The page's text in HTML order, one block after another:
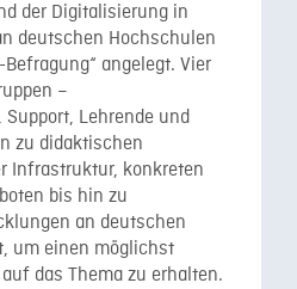
der Digitalisierung in
deutschen Hochschulen
angelegt. Vier
–
Lehrende und
zu didaktischen
Infrastruktur, konkreten
bis hin zu
an deutschen
um einen möglichst
das Thema zu erhalten.